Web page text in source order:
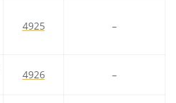
4925 –
4926 –